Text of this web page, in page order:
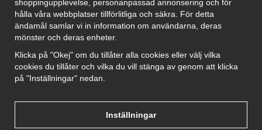
Navigation
Hur beställer jag
Gör Det Själv Paket
Montera dragkrok
SUPPORT
Villkor
shoppingupplevelse, personanpassad annonsering och för
hålla våra webbplatser tillförlitliga och säkra. För detta
ändamål samlar vi in information om användarna, deras
mönster och deras enheter.
Klicka på "Okej" om du tillåter alla cookies eller välj vilka
cookies du tillåter och vilka du vill stänga av genom att klicka
på "Inställningar" nedan.
Inställningar